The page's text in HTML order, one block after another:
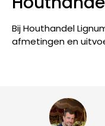
Bij Houthandel
afmetingen en